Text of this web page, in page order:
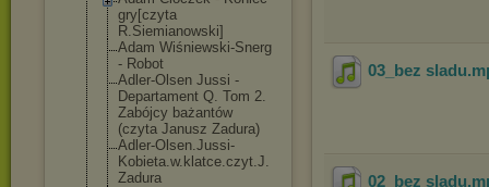
gry[czyta
R.Siemianowski]
Adam Wiśniewski-Snerg
- Robot
Adler-Olsen Jussi -
Departament Q. Tom 2.
Zabójcy bażantów
(czyta Janusz Zadura)
Adler-Olsen.Jussi-
Kobieta.w. klatce.czyt.J.
Zadura
03_bez sladu
02_bez sladu